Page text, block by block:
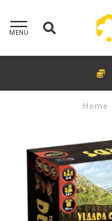
MENU
Home